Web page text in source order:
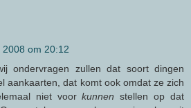
2008 om 20:12
ondervragen zullen dat soort dingen
aankaarten, dat komt ook omdat ze zich
niet voorkunnen stellen op dat